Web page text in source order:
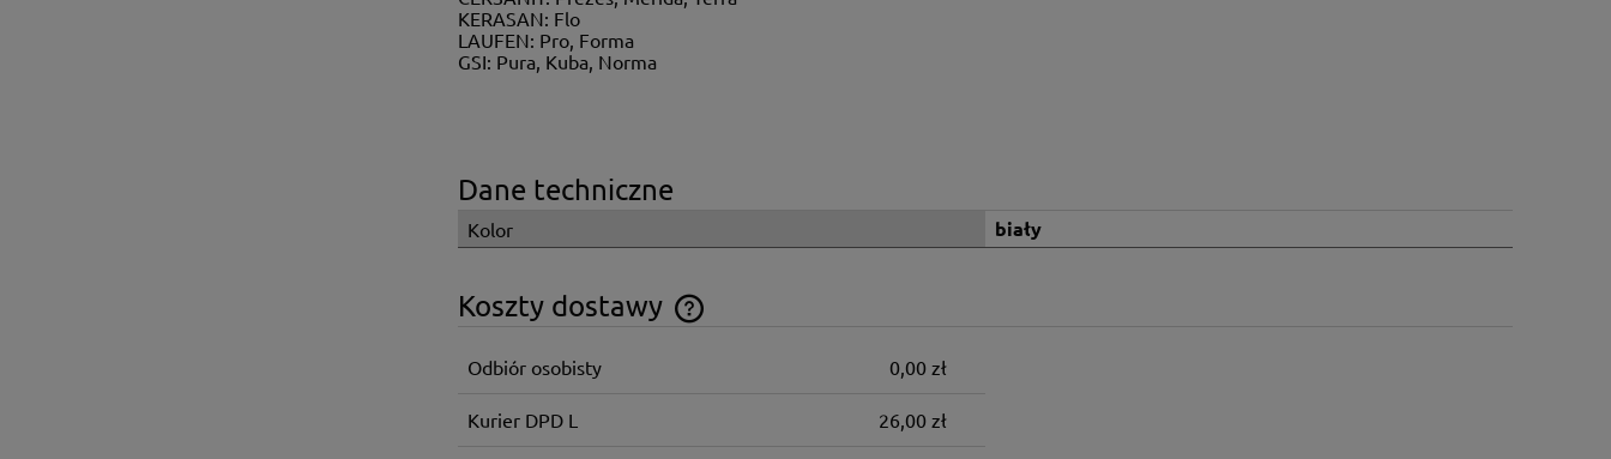
KERASAN: Flo
LAUFEN: Pro, Forma
GSI: Pura, Kuba, Norma
Dane techniczne
Kolor biały
Koszty dostawy
Cena nie zawiera ewentualnych kosztów
Odbiór osobisty 0,00 zł
Kurier DPD L 26,00 zł